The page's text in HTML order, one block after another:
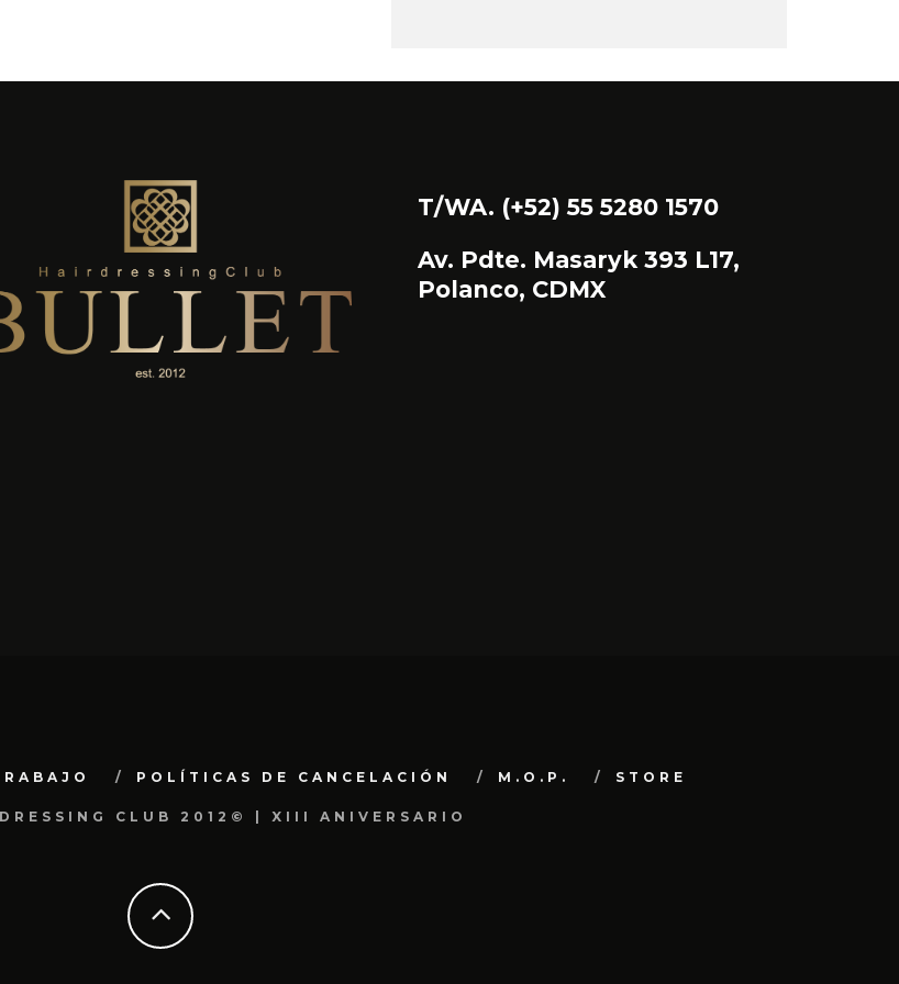
T/WA. (+52) 55 5280 1570
Av. Pdte. Masaryk 393 L17,
Polanco, CDMX
POLÍTICAS DE CANCELACIÓN M.O.P. STORE
CLUB 2012© | XIII ANIVERSARIO